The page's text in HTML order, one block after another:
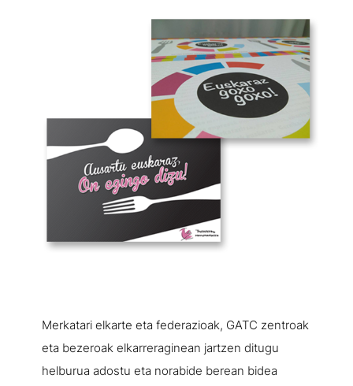
Merkatari elkarte eta federazioak, GATC zentroak
eta bezeroak elkarreraginean jartzen ditugu
helburua adostu eta norabide berean bidea